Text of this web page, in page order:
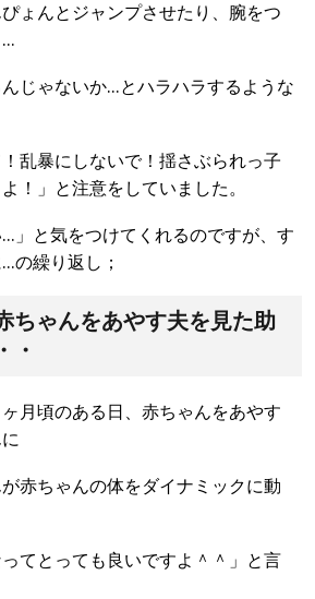
ょんとジャンプさせたり、腕をつ
…
じゃないか…とハラハラするような
！乱暴にしないで！揺さぶられっ子
！」と注意をしていました。
」と気をつけてくれるのですが、す
の繰り返し；
ちゃんをあやす夫を見た助
・
月頃のある日、赤ちゃんをあやす
が赤ちゃんの体をダイナミックに動
てとっても良いですよ＾＾」と言